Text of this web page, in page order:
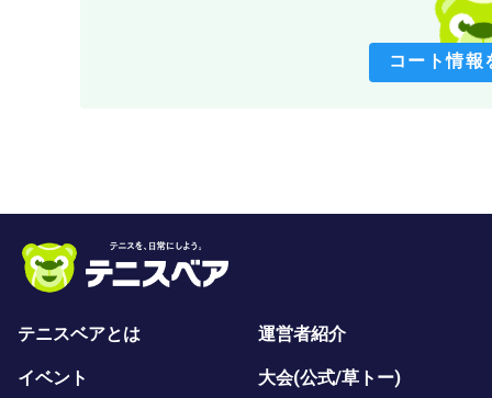
コート情報
テニスベアとは 運営者紹介
イベント 大会(公式/草トー)